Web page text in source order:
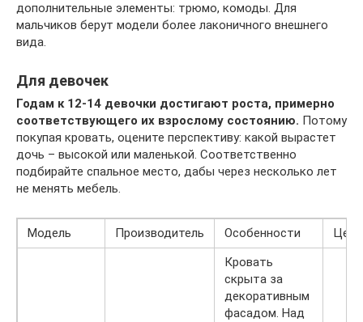
дополнительные элементы: трюмо, комоды. Для
мальчиков берут модели более лаконичного внешнего
вида.
Для девочек
Годам к 12-14 девочки достигают роста, примерно
соответствующего их взрослому состоянию. Потому
покупая кровать, оцените перспективу: какой вырастет
дочь – высокой или маленькой. Соответственно
подбирайте спальное место, дабы через несколько лет
не менять мебель.
Модель Производитель Особенности
Кровать
скрыта за
декоративным
фасадом. Над